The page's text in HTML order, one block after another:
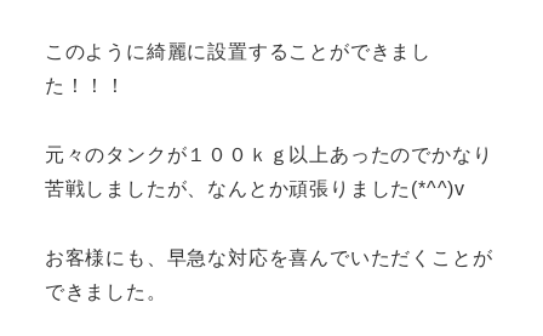
このように綺麗に設置することができまし
た！！！
元々のタンクが１００ｋｇ以上あったのでかなり
苦戦しましたが、なんとか頑張りました(*^^)v
お客様にも、早急な対応を喜んでいただくことが
できました。